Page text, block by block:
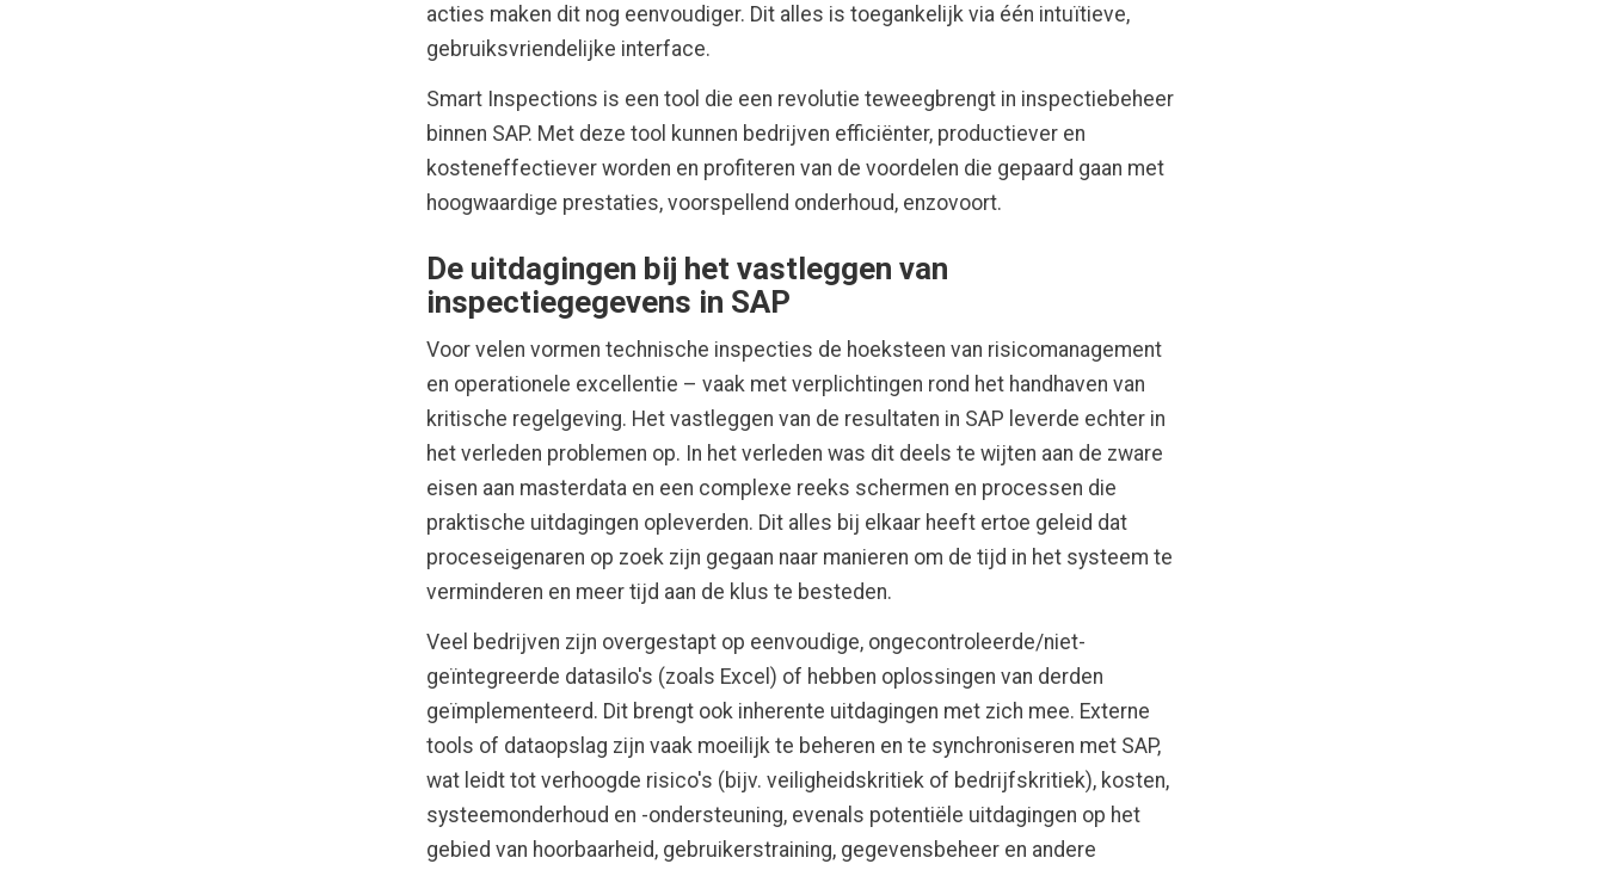
acties maken dit nog eenvoudiger. Dit alles is toegankelijk via één intuïtieve,
gebruiksvriendelijke interface.
Smart Inspections is een tool die een revolutie teweegbrengt in inspectiebeheer
binnen SAP. Met deze tool kunnen bedrijven efficiënter, productiever en
kosteneffectiever worden en profiteren van de voordelen die gepaard gaan met
hoogwaardige prestaties, voorspellend onderhoud, enzovoort.
De uitdagingen bij het vastleggen van
inspectiegegevens in SAP
Voor velen vormen technische inspecties de hoeksteen van risicomanagement
en operationele excellentie – vaak met verplichtingen rond het handhaven van
kritische regelgeving. Het vastleggen van de resultaten in SAP leverde echter in
het verleden problemen op. In het verleden was dit deels te wijten aan de zware
eisen aan masterdata en een complexe reeks schermen en processen die
praktische uitdagingen opleverden. Dit alles bij elkaar heeft ertoe geleid dat
proceseigenaren op zoek zijn gegaan naar manieren om de tijd in het systeem te
verminderen en meer tijd aan de klus te besteden.
Veel bedrijven zijn overgestapt op eenvoudige, ongecontroleerde/niet-
geïntegreerde datasilo's (zoals Excel) of hebben oplossingen van derden
geïmplementeerd. Dit brengt ook inherente uitdagingen met zich mee. Externe
tools of dataopslag zijn vaak moeilijk te beheren en te synchroniseren met SAP,
wat leidt tot verhoogde risico's (bijv. veiligheidskritiek of bedrijfskritiek), kosten,
systeemonderhoud en -ondersteuning, evenals potentiële uitdagingen op het
gebied van hoorbaarheid, gebruikerstraining, gegevensbeheer en andere